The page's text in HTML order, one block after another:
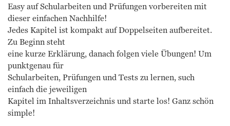
Easy auf Schularbeiten und Prüfungen vorbereiten mit
dieser einfachen Nachhilfe!
Jedes Kapitel ist kompakt auf Doppelseiten aufbereitet.
Zu Beginn steht
eine kurze Erklärung, danach folgen viele Übungen! Um
punktgenau für
Schularbeiten, Prüfungen und Tests zu lernen, such
einfach die jeweiligen
Kapitel im Inhaltsverzeichnis und starte los! Ganz schön
simple!